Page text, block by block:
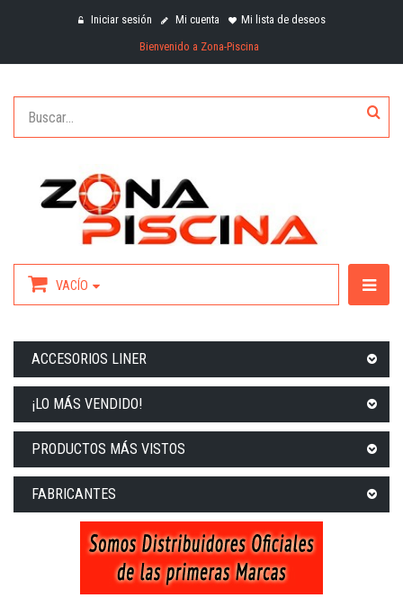
Iniciar sesión Mi cuenta
Mi lista de deseos
Bienvenido a Zona-Piscina
VACÍO
ACCESORIOS LINER
¡LO MÁS VENDIDO!
PRODUCTOS MÁS VISTOS
FABRICANTES